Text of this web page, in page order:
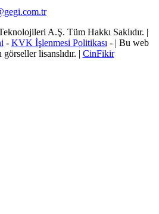
A.Ş. Tüm Hakkı Saklıdır. |
- KVK İşlenmesi Politikası - | Bu web
lisanslıdır. | CinFikir